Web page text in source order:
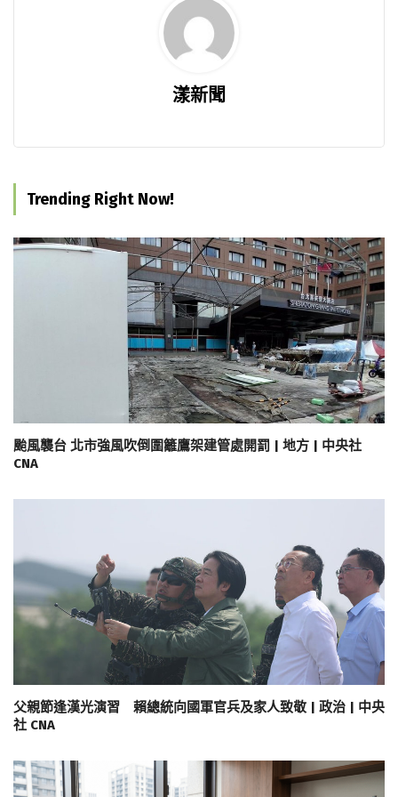
漾新聞
Trending Right Now!
颱風襲台 北市強風吹倒圍籬鷹架建管處開罰 | 地方 | 中央社
CNA
父親節逢漢光演習 賴總統向國軍官兵及家人致敬 | 政治 | 中央
社 CNA